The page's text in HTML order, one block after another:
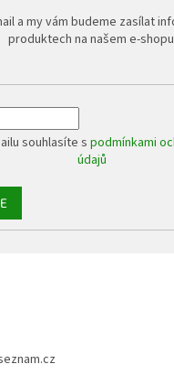
a my vám budeme zasílat
produktech na našem e-
souhlasíte spodmínkami
údajů